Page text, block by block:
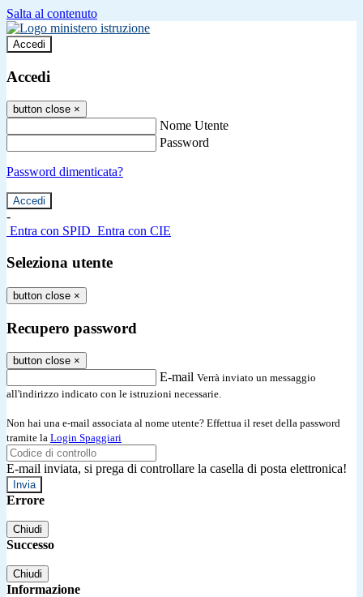
Salta al contenuto
Accedi
Accedi
button close ×
Nome Utente
Password
Password dimenticata?
-
Entra con SPID Entra con CIE
Seleziona utente
button close ×
Recupero password
button close ×
E-mail Verrà inviato un messaggio
all'indirizzo indicato con le istruzioni necessarie.
Non hai una e-mail associata al nome utente? Effettua il reset della password
tramite la Login Spaggiari
E-mail inviata, si prega di controllare la casella di posta elettronica!
Errore
Chiudi
Successo
Chiudi
Informazione